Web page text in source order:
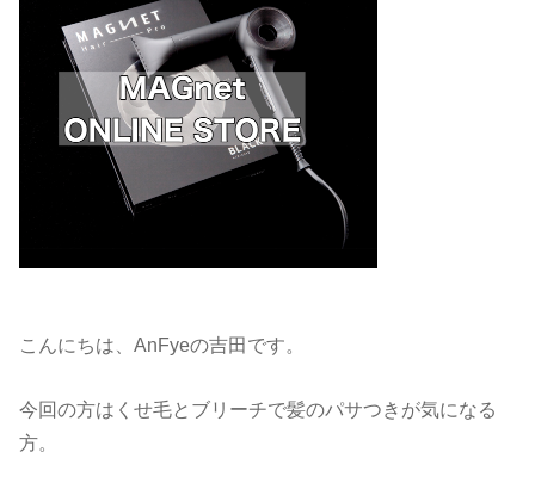
こんにちは、AnFyeの吉田です。
今回の方はくせ毛とブリーチで髪のパサつきが気になる
方。